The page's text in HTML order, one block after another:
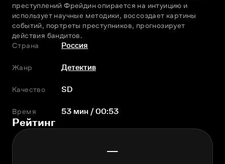
преступлений Фрейдин опирается на интуицию и
использует научные методики, воссоздает картины
событий, портреты преступников, прогнозирует
действия бандитов.
Страна
Россия
Жанр Детектив
Качество SD
Время 53 мин / 00:53
Рейтинг
—